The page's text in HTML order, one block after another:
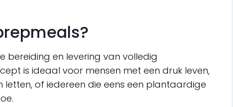
en levering van volledig
is ideaal voor mensen met een druk leven,
letten, of iedereen die eens een plantaardige